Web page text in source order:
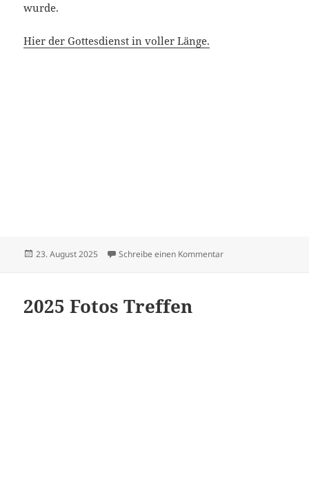
wurde.
Hier der Gottesdienst in voller Länge.
Veröffentlicht
23. August 2025 Schreibe einen Kommentarzu Sängerfest in
2025 Fotos Treffen